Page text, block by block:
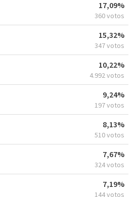
17,09%
360 votos
15,32%
347 votos
10,22%
4.992 votos
9,24%
197 votos
8,13%
510 votos
7,67%
324 votos
7,19%
144 votos